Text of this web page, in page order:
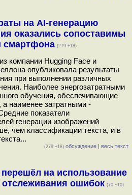
на AI-генерацию
оказались сопоставимы
смартфона (279 +18)
компании Hugging Face и
опубликовала результаты
при выполнении различных
Наиболее энергозатратными
обучения, обеспечивающие
а наименее затратными -
показатели
генерации изображений
чем классификации текста, и в
(279 +18) обсуждение | весь текст
на использование
ошибок (70 +10)